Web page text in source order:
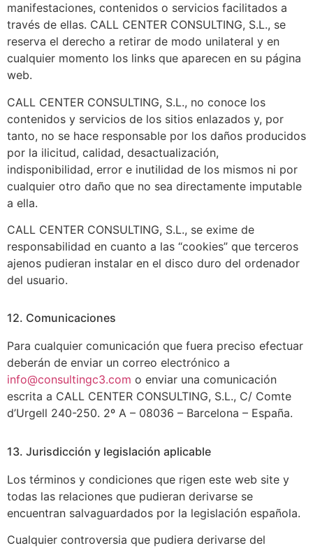
manifestaciones, contenidos o servicios facilitados a
través de ellas. CALL CENTER CONSULTING, S.L., se
reserva el derecho a retirar de modo unilateral y en
cualquier momento los links que aparecen en su página
web.
CALL CENTER CONSULTING, S.L., no conoce los
contenidos y servicios de los sitios enlazados y, por
tanto, no se hace responsable por los daños producidos
por la ilicitud, calidad, desactualización,
indisponibilidad, error e inutilidad de los mismos ni por
cualquier otro daño que no sea directamente imputable
a ella.
CALL CENTER CONSULTING, S.L., se exime de
responsabilidad en cuanto a las “cookies” que terceros
ajenos pudieran instalar en el disco duro del ordenador
del usuario.
12. Comunicaciones
Para cualquier comunicación que fuera preciso efectuar
deberán de enviar un correo electrónico a
info@consultingc3.com o enviar una comunicación
escrita a CALL CENTER CONSULTING, S.L., C/ Comte
d’Urgell 240-250. 2º A – 08036 – Barcelona – España.
13. Jurisdicción y legislación aplicable
Los términos y condiciones que rigen este web site y
todas las relaciones que pudieran derivarse se
encuentran salvaguardados por la legislación española.
Cualquier controversia que pudiera derivarse del